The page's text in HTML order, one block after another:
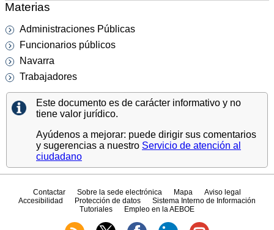
Materias
Administraciones Públicas
Funcionarios públicos
Navarra
Trabajadores
Este documento es de carácter informativo y no
tiene valor jurídico.
Ayúdenos a mejorar: puede dirigir sus comentarios
y sugerencias a nuestro Servicio de atención al
ciudadano
Contactar Sobre la sede electrónica Mapa
Aviso legal
Accesibilidad
Protección de datos
Sistema Interno de Información
Tutoriales
Empleo en la AEBOE